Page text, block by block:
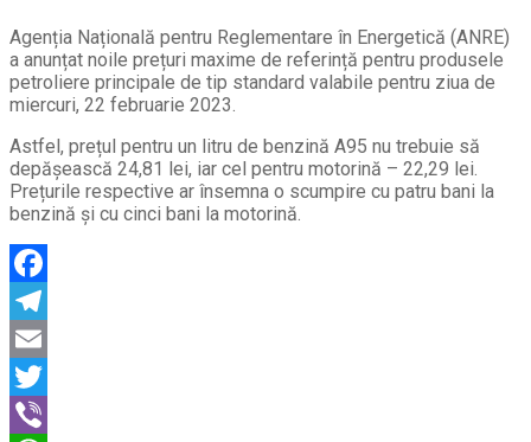
Agenția Națională pentru Reglementare în Energetică (ANRE)
a anunțat noile prețuri maxime de referință pentru produsele
petroliere principale de tip standard valabile pentru ziua de
miercuri, 22 februarie 2023.
Astfel, prețul pentru un litru de benzină A95 nu trebuie să
depășească 24,81 lei, iar cel pentru motorină – 22,29 lei.
Prețurile respective ar însemna o scumpire cu patru bani la
benzină și cu cinci bani la motorină.